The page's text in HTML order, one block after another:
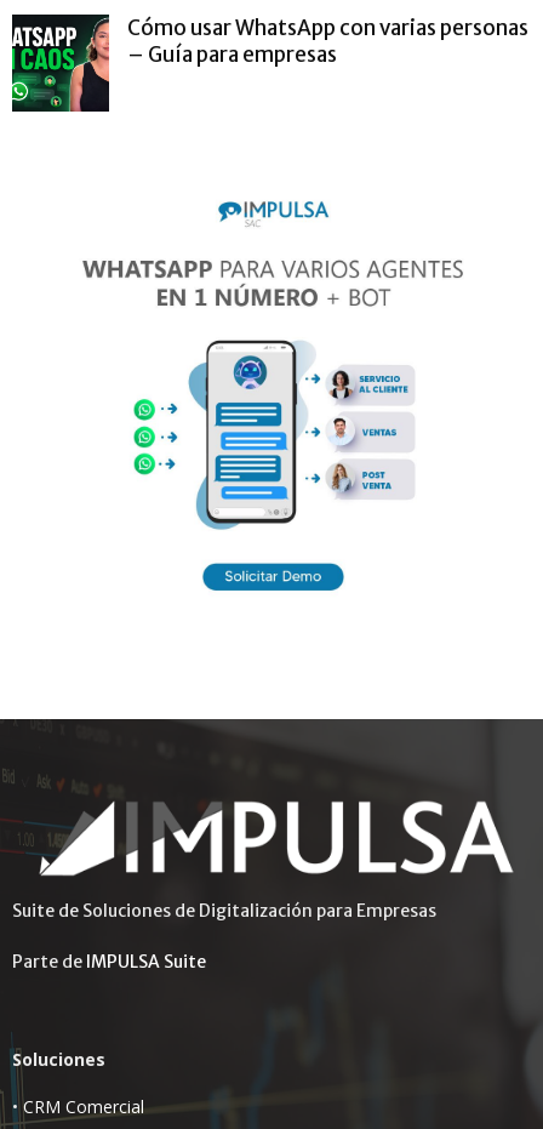
Cómo usar WhatsApp con varias personas
– Guía para empresas
Suite de Soluciones de Digitalización para Empresas
Parte de IMPULSA Suite
Soluciones
•CRM Comercial